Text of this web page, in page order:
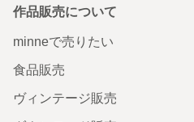
作品販売について
minneで売りたい
食品販売
ヴィンテージ販売